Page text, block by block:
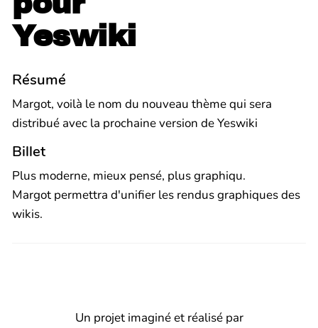
Yeswiki
Résumé
Margot, voilà le nom du nouveau thème qui sera
distribué avec la prochaine version de Yeswiki
Billet
Plus moderne, mieux pensé, plus graphiqu.
Margot permettra d'unifier les rendus graphiques des
wikis.
Un projet imaginé et réalisé par